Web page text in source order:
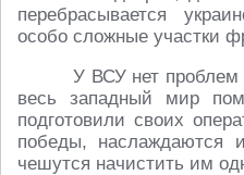
перебрасывается
особо сложные участки
У ВСУ нет
весь западный мир
подготовили своих
победы, наслаждаются
чешутся начистить им